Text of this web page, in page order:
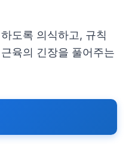
도록 의식하고, 규칙
육의 긴장을 풀어주는